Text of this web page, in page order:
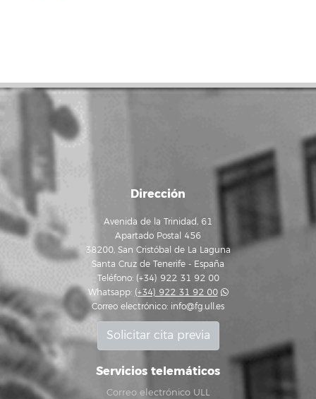
Dirección
Avenida de la Trinidad, 61
Apartado Postal 456
38200, San Cristóbal de La Laguna
Santa Cruz de Tenerife - España
Teléfono: (+34) 922 31 92 00
Whatsapp: (+34) 922 31 92 00
Correo electrónico: info@fg.ull.es
Solicitar cita previa
Servicios telemáticos
Correo electrónico ULL